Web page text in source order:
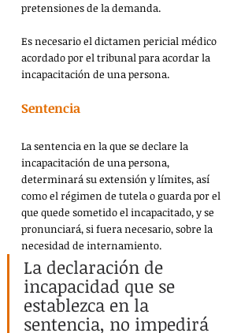
pretensiones de la demanda.
Es necesario el dictamen pericial médico
acordado por el tribunal para acordar la
incapacitación de una persona.
Sentencia
La sentencia en la que se declare la
incapacitación de una persona,
determinará su extensión y límites, así
como el régimen de tutela o guarda por el
que quede sometido el incapacitado, y se
pronunciará, si fuera necesario, sobre la
necesidad de internamiento.
La declaración de
incapacidad que se
establezca en la
sentencia, no impedirá